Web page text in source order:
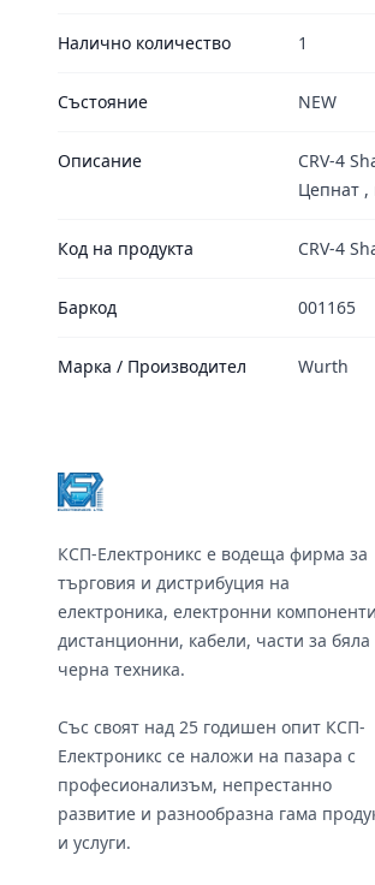
Налично количество 1
Състояние NEW
Описание
CRV-4
Цепнат ,
Код на продукта CRV-4
Баркод 001165
Марка / Производител Wurth
КСП-Електроникс е водеща фирма за
търговия и дистрибуция на
електроника, електронни
дистанционни, кабели, части за бяла
черна техника.
Със своят над 25 годишен опит КСП-
Електроникс се наложи на пазара с
професионализъм, непрестанно
развитие и разнообразна гама
и услуги.